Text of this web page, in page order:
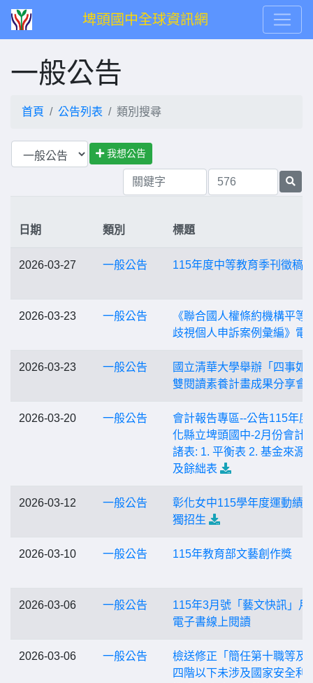
埤頭國中全球資訊網
一般公告
首頁 公告列表 類別搜尋
我想公告
日期 類別 標題
2026-03-27 一般公告 115年度中等教育季刊徵稿
2026-03-23 一般公告
《聯合國人權條約機構平等
歧視個人申訴案例彙編》電
2026-03-23 一般公告
國立清華大學舉辦「四事如
雙閱讀素養計畫成果分享會
2026-03-20 一般公告
會計報告專區--公告115年度
化縣立埤頭國中-2月份會計
諸表: 1. 平衡表 2. 基金來源
及餘絀表
2026-03-12 一般公告
彰化女中115學年度運動績
獨招生
2026-03-10 一般公告 115年教育部文藝創作獎
2026-03-06 一般公告
115年3月號「藝文快訊」月
電子書線上閱讀
2026-03-06 一般公告
檢送修正「簡任第十職等及
四階以下未涉及國家安全利